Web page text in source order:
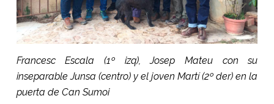
Francesc Escala (1º izq), Josep Mateu con su
inseparable Junsa (centro) y el joven Martí (2º der) en la
puerta de Can Sumoi